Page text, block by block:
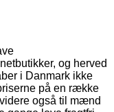
og herved
i Danmark ikke
på en række
også til mænd